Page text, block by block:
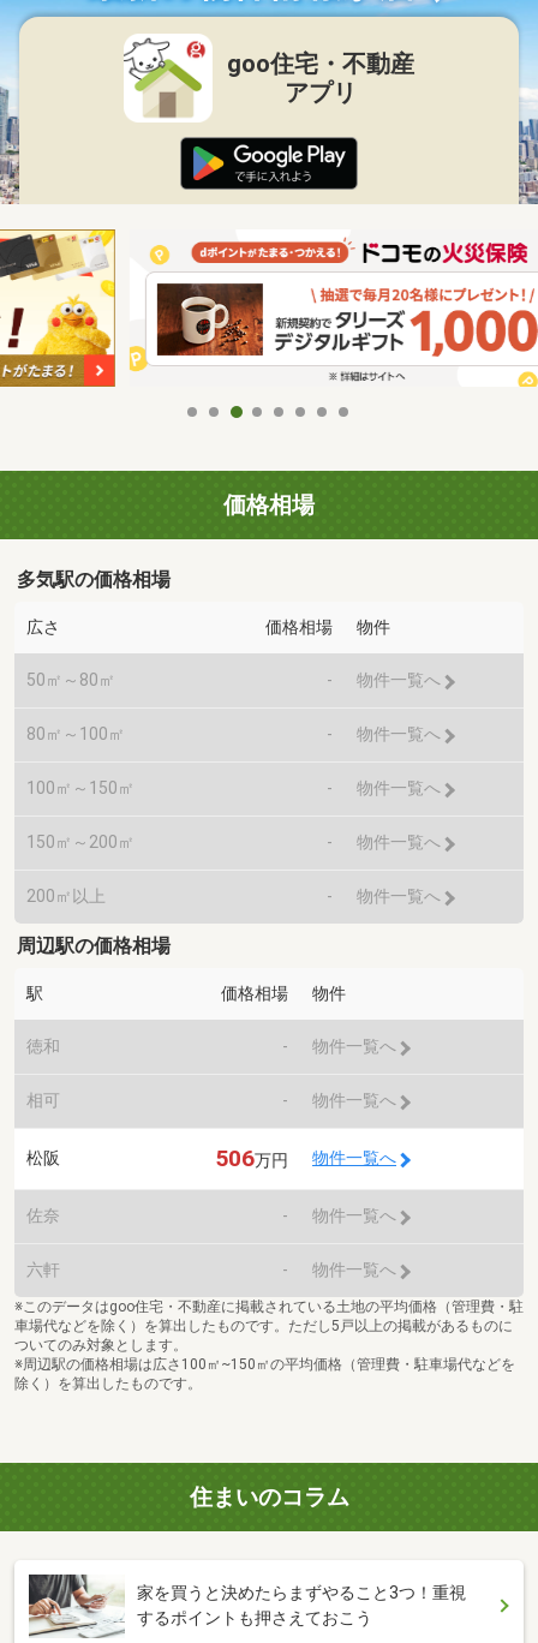
goo住宅・不動産
アプリ
価格相場
多気駅の価格相場
広さ 価格相場 物件
50㎡～80㎡ - 物件一覧へ
80㎡～100㎡ - 物件一覧へ
100㎡～150㎡ - 物件一覧へ
150㎡～200㎡ - 物件一覧へ
200㎡以上 - 物件一覧へ
周辺駅の価格相場
駅 価格相場 物件
徳和 - 物件一覧へ
相可 - 物件一覧へ
松阪 506万円 物件一覧へ
佐奈 - 物件一覧へ
六軒 - 物件一覧へ
※このデータはgoo住宅・不動産に掲載されている土地の平均価格（管理費・駐
車場代などを除く）を算出したものです。ただし5戸以上の掲載があるものに
ついてのみ対象とします。
※周辺駅の価格相場は広さ100㎡~150㎡の平均価格（管理費・駐車場代などを
除く）を算出したものです。
住まいのコラム
家を買うと決めたらまずやること3つ！重視
するポイントも押さえておこう